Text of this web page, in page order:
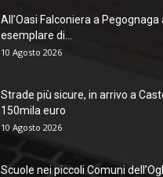
All’Oasi Falconiera a
esemplare di...
10 Agosto 2026
Strade più sicure, in arrivo a
150mila euro
10 Agosto 2026
Scuole nei piccoli Comuni